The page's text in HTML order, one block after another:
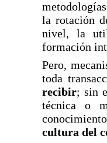
la rotación
nivel, la
formación
Pero,
toda
recibir; sin
técnica o
cultura del